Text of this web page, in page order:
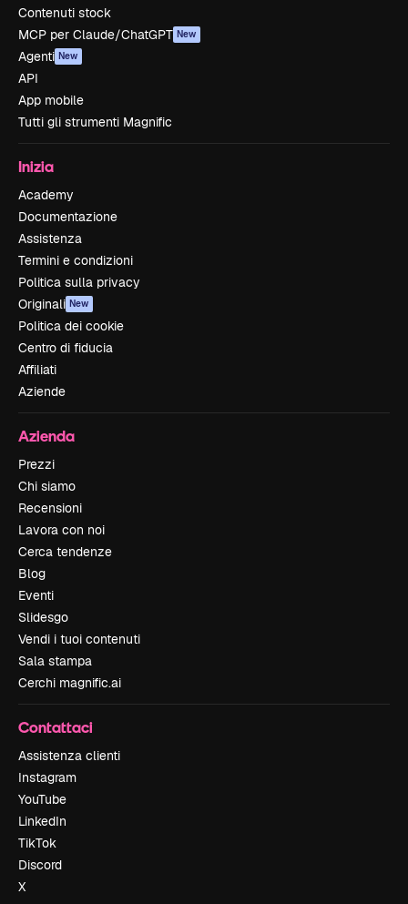
Contenuti stock
MCP per Claude/ChatGPT New
Agenti New
API
App mobile
Tutti gli strumenti Magnific
Inizia
Academy
Documentazione
Assistenza
Termini e condizioni
Politica sulla privacy
Originali New
Politica dei cookie
Centro di fiducia
Affiliati
Aziende
Azienda
Prezzi
Chi siamo
Recensioni
Lavora con noi
Cerca tendenze
Blog
Eventi
Slidesgo
Vendi i tuoi contenuti
Sala stampa
Cerchi magnific.ai
Contattaci
Assistenza clienti
Instagram
YouTube
LinkedIn
TikTok
Discord
X